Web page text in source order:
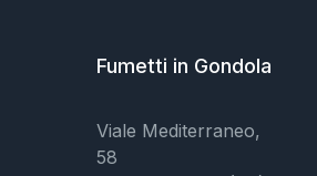
Fumetti in Gondola
Viale Mediterraneo,
58